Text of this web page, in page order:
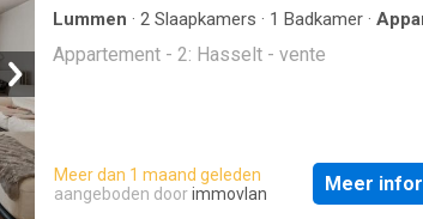
Lummen · 2 Slaapkamers · 1 Badkamer ·
Appartement - 2: Hasselt - vente
Meer dan 1 maand geleden
aangeboden doorimmovlan Meer